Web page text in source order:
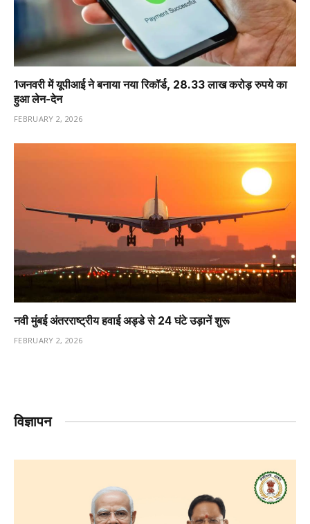
1️जनवरी में यूपीआई ने बनाया नया रिकॉर्ड, 28.33 लाख करोड़ रुपये का
हुआ लेन-देन
FEBRUARY 2, 2026
नवी मुंबई अंतरराष्ट्रीय हवाई अड्डे से 24 घंटे उड़ानें शुरू
FEBRUARY 2, 2026
विज्ञापन